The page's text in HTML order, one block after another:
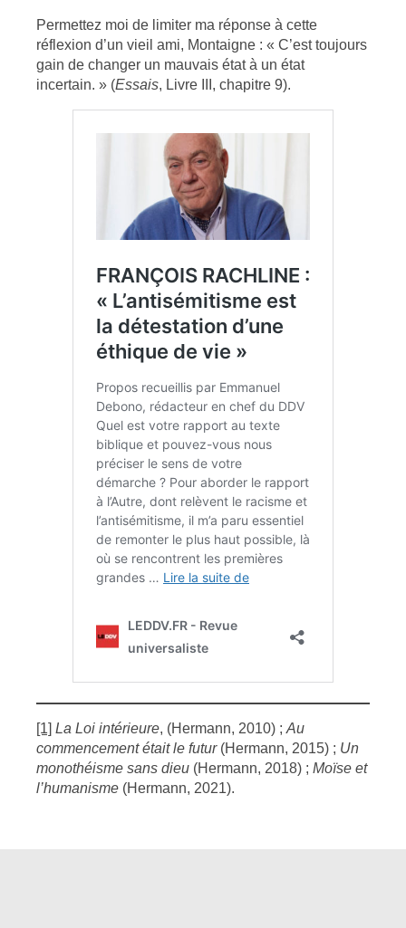
Permettez moi de limiter ma réponse à cette
réflexion d’un vieil ami, Montaigne : « C’est toujours
gain de changer un mauvais état à un état
incertain. » (Essais, Livre III, chapitre 9).
[1] La Loi intérieure, (Hermann, 2010) ; Au
commencement était le futur(Hermann, 2015) ; Un
monothéisme sans dieu (Hermann, 2018) ; Moïse et
l’humanisme (Hermann, 2021).